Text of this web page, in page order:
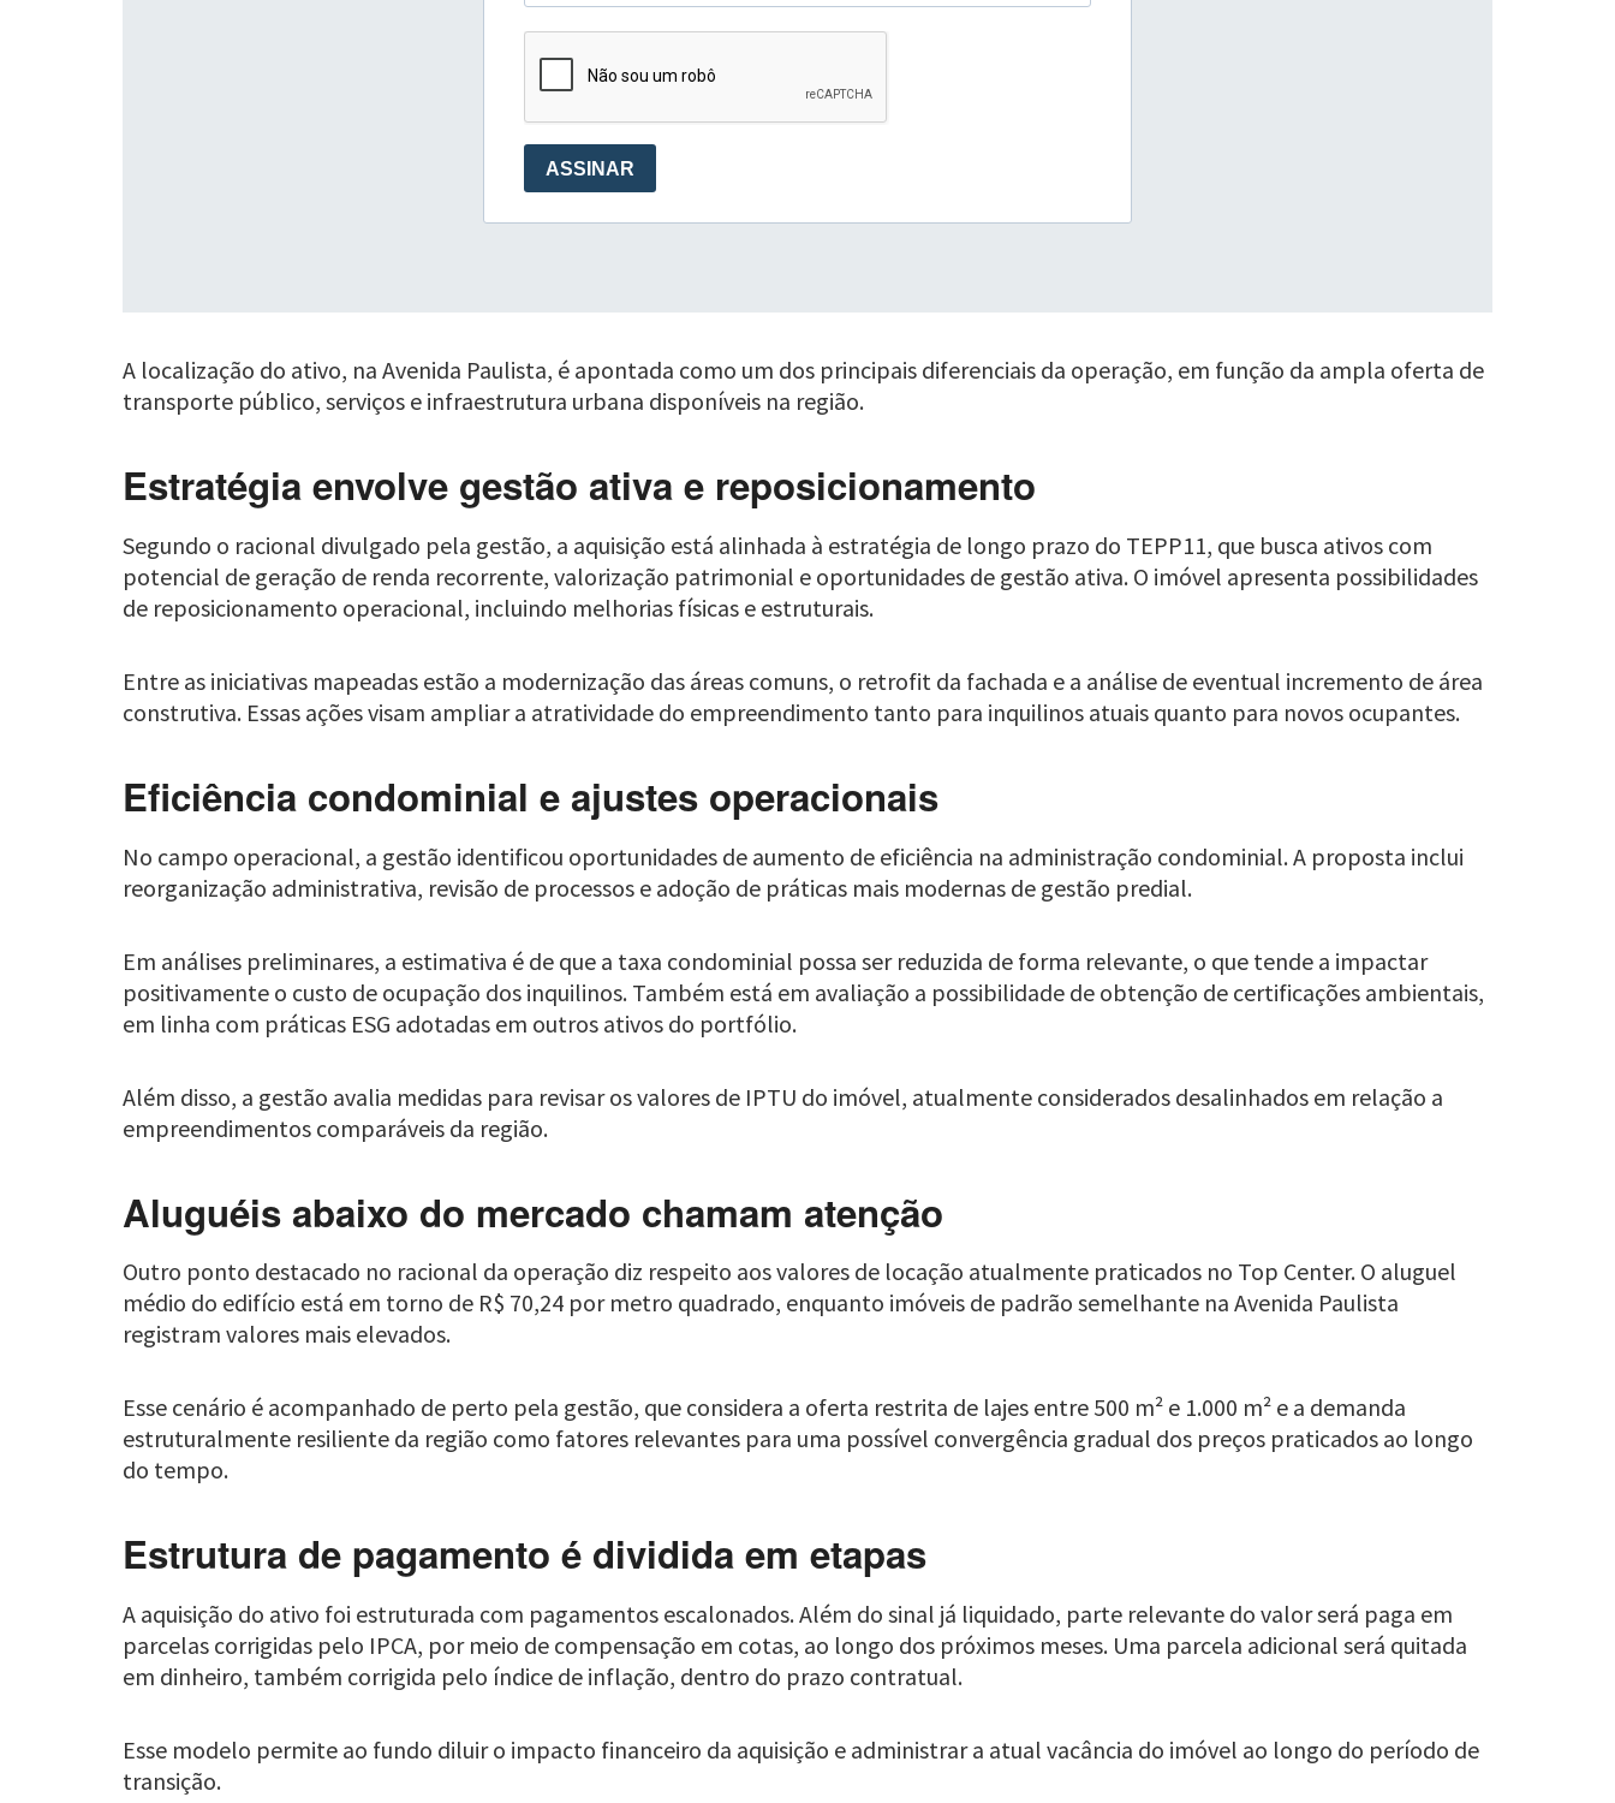
A localização do ativo, na Avenida Paulista, é apontada como um dos principais diferenciais da operação, em função da ampla oferta de
transporte público, serviços e infraestrutura urbana disponíveis na região.
Estratégia envolve gestão ativa e reposicionamento
Segundo o racional divulgado pela gestão, a aquisição está alinhada à estratégia de longo prazo do TEPP11, que busca ativos com
potencial de geração de renda recorrente, valorização patrimonial e oportunidades de gestão ativa. O imóvel apresenta possibilidades
de reposicionamento operacional, incluindo melhorias físicas e estruturais.
Entre as iniciativas mapeadas estão a modernização das áreas comuns, o retrofit da fachada e a análise de eventual incremento de área
construtiva. Essas ações visam ampliar a atratividade do empreendimento tanto para inquilinos atuais quanto para novos ocupantes.
Eficiência condominial e ajustes operacionais
No campo operacional, a gestão identificou oportunidades de aumento de eficiência na administração condominial. A proposta inclui
reorganização administrativa, revisão de processos e adoção de práticas mais modernas de gestão predial.
Em análises preliminares, a estimativa é de que a taxa condominial possa ser reduzida de forma relevante, o que tende a impactar
positivamente o custo de ocupação dos inquilinos. Também está em avaliação a possibilidade de obtenção de certificações ambientais,
em linha com práticas ESG adotadas em outros ativos do portfólio.
Além disso, a gestão avalia medidas para revisar os valores de IPTU do imóvel, atualmente considerados desalinhados em relação a
empreendimentos comparáveis da região.
Aluguéis abaixo do mercado chamam atenção
Outro ponto destacado no racional da operação diz respeito aos valores de locação atualmente praticados no Top Center. O aluguel
médio do edifício está em torno de R$ 70,24 por metro quadrado, enquanto imóveis de padrão semelhante na Avenida Paulista
registram valores mais elevados.
Esse cenário é acompanhado de perto pela gestão, que considera a oferta restrita de lajes entre 500 m² e 1.000 m² e a demanda
estruturalmente resiliente da região como fatores relevantes para uma possível convergência gradual dos preços praticados ao longo
do tempo.
Estrutura de pagamento é dividida em etapas
A aquisição do ativo foi estruturada com pagamentos escalonados. Além do sinal já liquidado, parte relevante do valor será paga em
parcelas corrigidas pelo IPCA, por meio de compensação em cotas, ao longo dos próximos meses. Uma parcela adicional será quitada
em dinheiro, também corrigida pelo índice de inflação, dentro do prazo contratual.
Esse modelo permite ao fundo diluir o impacto financeiro da aquisição e administrar a atual vacância do imóvel ao longo do período de
transição.